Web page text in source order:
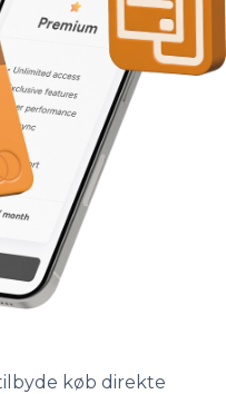
køb direkte